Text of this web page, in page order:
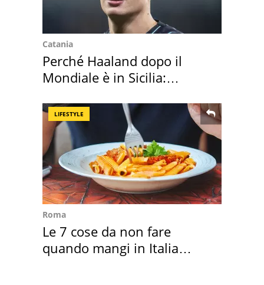
Catania
Perché Haaland dopo il
Mondiale è in Sicilia:
LIFESTYLE
Roma
Le 7 cose da non fare
quando mangi in Italia